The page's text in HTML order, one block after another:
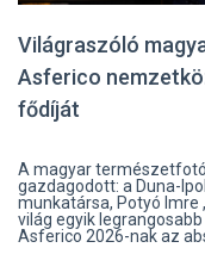
Világraszóló
Asferico
fődíját
A magyar
gazdagodott: a Duna-
munkatársa, Potyó Imre
világ egyik
Asferico 2026-nak az